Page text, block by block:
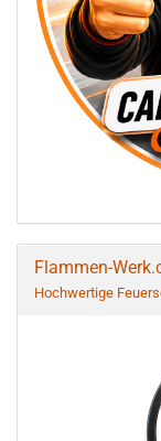
Flammen-
Hochwertige